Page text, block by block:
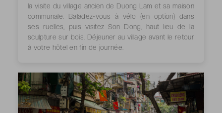
la visite du village ancien de Duong Lam et sa maison
communale. Baladez-vous à vélo (en option) dans
ses ruelles, puis visitez Son Dong, haut lieu de la
sculpture sur bois. Déjeuner au village avant le retour
à votre hôtel en fin de journée.